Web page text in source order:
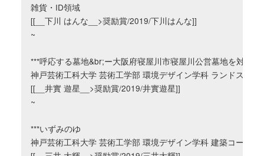
雑貨・ID領域
[[__下川 はんな__>奨励賞/2019/下川はんな]]
~
***呼応する墓地&br;ー大阪府寝屋川市寝屋川公営墓地を対象
神戸芸術工科大学 芸術工学部 環境デザイン学科 ランドスケー
[[__井實 遊星__>奨励賞/2019/井實遊星]]
~
***いずみのゆ
神戸芸術工科大学 芸術工学部 環境デザイン学科 建築コース